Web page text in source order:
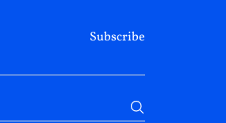
Subscribe